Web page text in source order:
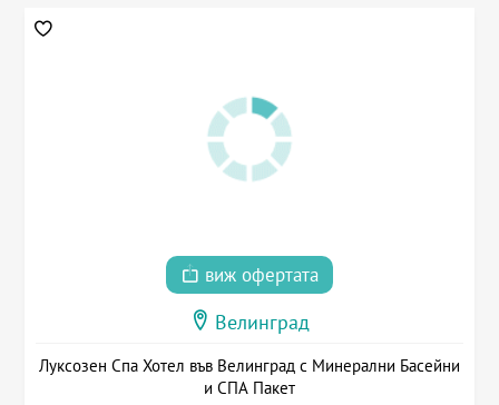
виж офертата
Велинград
Луксозен Спа Хотел във Велинград с Минерални Басейни
и СПА Пакет